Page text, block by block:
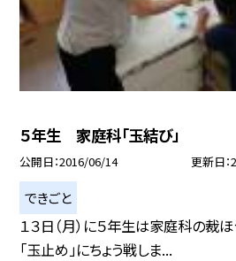
５年生 家庭科「玉結び」
公開日 2016/06/14 更新日
できごと
１３日（月）に５年生は家庭科の裁ほ
「玉止め」にちょう戦しま...